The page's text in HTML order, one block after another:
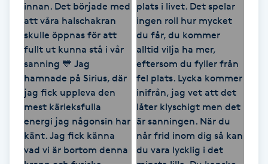
Gel naglar
Gelenaglar
Gellack
Gellack med förstärkning
Gravidmassage